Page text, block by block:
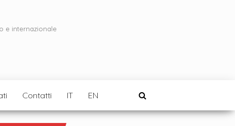
e internazionale
Contatti IT EN